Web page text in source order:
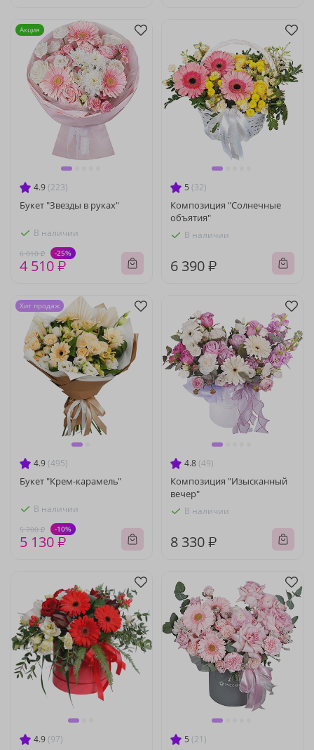
4.9 (223)
Букет "Звезды в руках"
В наличии
6 010 ₽ -25%
4 510 ₽
Акция
5 (32)
Композиция "Солнечные
объятия"
В наличии
6 390 ₽
4.9 (495)
Букет "Крем-карамель"
В наличии
5 700 ₽ -10%
5 130 ₽
Хит продаж
4.8 (49)
Композиция "Изысканный
вечер"
В наличии
8 330 ₽
4.9 (97) 5 (21)